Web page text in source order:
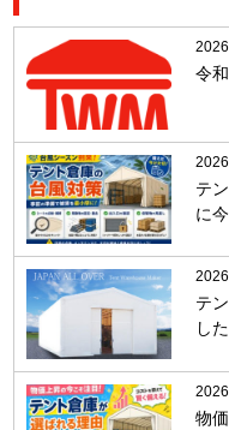
令
テ
に
テ
した
物